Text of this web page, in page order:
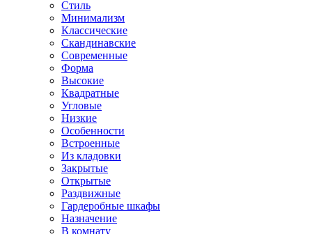
Стиль
Минимализм
Классические
Скандинавские
Современные
Форма
Высокие
Квадратные
Угловые
Низкие
Особенности
Встроенные
Из кладовки
Закрытые
Открытые
Раздвижные
Гардеробные шкафы
Назначение
В комнату